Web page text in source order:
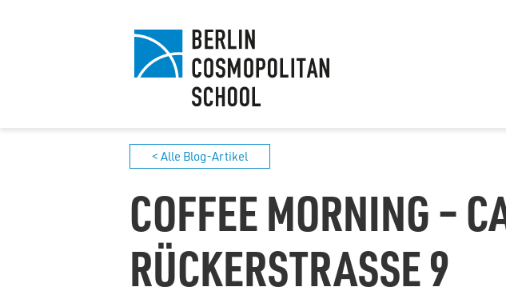
< Alle Blog-Artikel
COFFEE MORNING –
RÜCKERSTRASSE 9